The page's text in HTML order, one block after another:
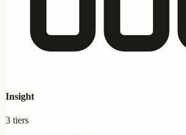
Insight
3 tiers